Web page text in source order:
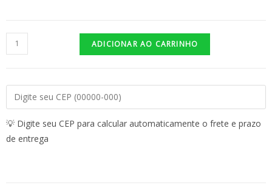
ADICIONAR AO CARRINHO
💡 Digite seu CEP para calcular automaticamente o frete e prazo
de entrega